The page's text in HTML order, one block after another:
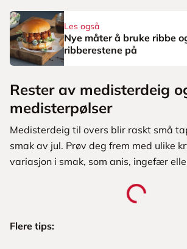
Les også
Nye måter å bruke ribbe
ribberestene på
Rester av medisterdeig
medisterpølser
Medisterdeig til overs blir raskt små
smak av jul. Prøv deg frem med ulike
variasjon i smak, som anis, ingefær
Flere tips: